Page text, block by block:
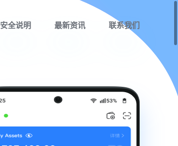
安全说明 最新资讯 联系我们